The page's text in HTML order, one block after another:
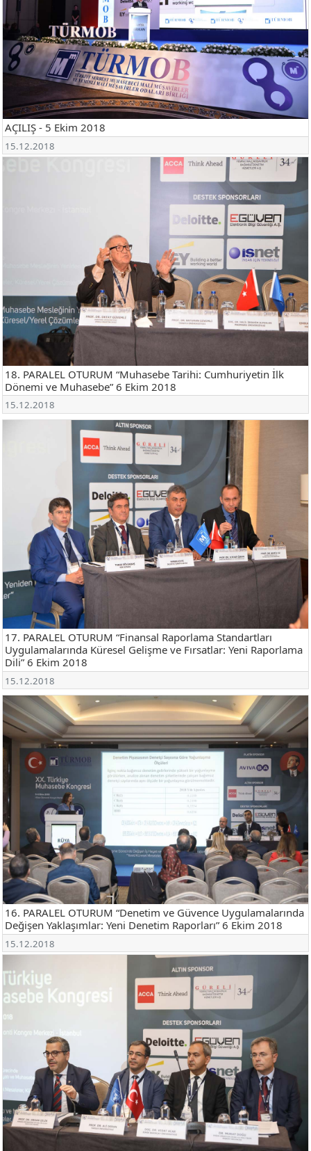
AÇILIŞ - 5 Ekim 2018
15.12.2018
18. PARALEL OTURUM “Muhasebe Tarihi: Cumhuriyetin İlk
Dönemi ve Muhasebe” 6 Ekim 2018
15.12.2018
17. PARALEL OTURUM “Finansal Raporlama Standartları
Uygulamalarında Küresel Gelişme ve Fırsatlar: Yeni Raporlama
Dili” 6 Ekim 2018
15.12.2018
16. PARALEL OTURUM “Denetim ve Güvence Uygulamalarında
Değişen Yaklaşımlar: Yeni Denetim Raporları” 6 Ekim 2018
15.12.2018